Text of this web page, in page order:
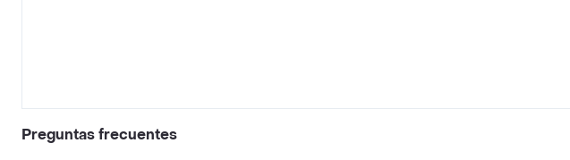
Preguntas frecuentes